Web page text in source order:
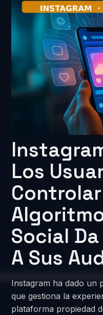
Los
Social
A Sus
Instagram ha dado un
que gestiona la
plataforma propiedad